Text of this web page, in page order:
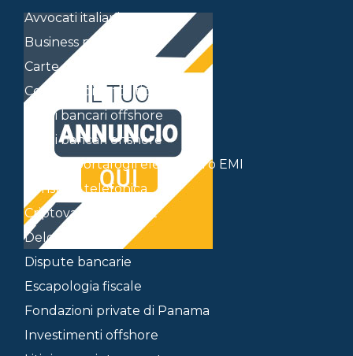
Avvocati italiani a Panama
Business plan
Carte di credito Offshore
Contratti di tutti i tipi
Conti bancari offshore
Conti bancari onshore
Conti in portafogli elettronici o EMI
Consulta telefonica
Criptovalute e wallet
Delocalizzazione
Dispute bancarie
Escapologia fiscale
Fondazioni private di Panama
Investimenti offshore